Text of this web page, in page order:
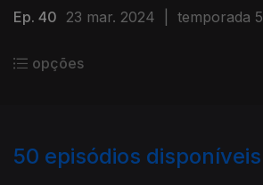
Ep. 40 23 mar. 2024 temporada 5
opções
50 episódios disponíveis